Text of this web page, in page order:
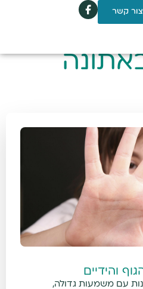
צור קשר
והידיים
עם משמעות גדולה,